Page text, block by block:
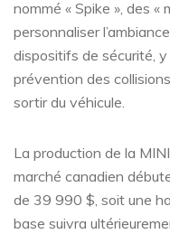
nommé « Spike », des «
personnaliser
dispositifs de sécurité,
prévention des
sortir du véhicule.
La production de la
marché canadien
de 39 990 $, soit une
base suivra